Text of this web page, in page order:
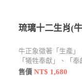
琉璃十二生肖(
牛正象徵著「生產
「犧牲奉獻」、「
與「扭轉乾坤」的扭
售價NT$ 1,680